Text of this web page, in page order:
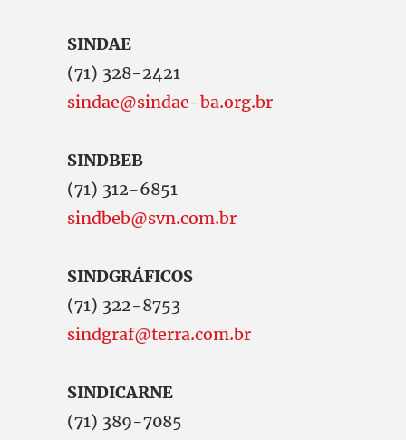
SINDAE
(71) 328-2421
sindae@sindae-ba.org.br
SINDBEB
(71) 312-6851
sindbeb@svn.com.br
SINDGRÁFICOS
(71) 322-8753
sindgraf@terra.com.br
SINDICARNE
(71) 389-7085